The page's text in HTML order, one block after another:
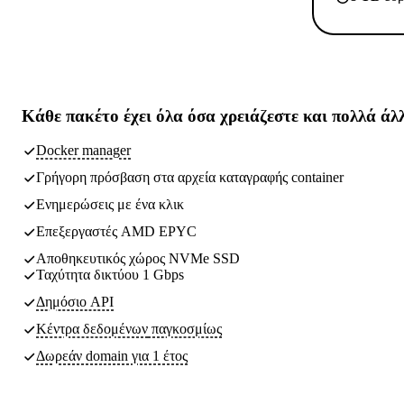
Κάθε πακέτο έχει όλα όσα χρειάζεστε και πολλά
Docker manager
Γρήγορη πρόσβαση στα αρχεία καταγραφής container
Ενημερώσεις με ένα κλικ
Επεξεργαστές AMD EPYC
Αποθηκευτικός χώρος NVMe SSD
Ταχύτητα δικτύου 1 Gbps
Δημόσιο API
Κέντρα δεδομένων παγκοσμίως
Δωρεάν domain για 1 έτος